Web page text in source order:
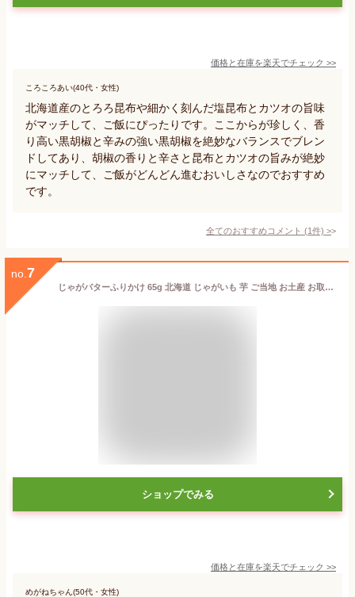
価格と在庫を楽天でチェック >>
ころころあい(40代・女性)
北海道産のとろろ昆布や細かく刻んだ塩昆布とカツオの旨味
がマッチして、ご飯にぴったりです。ここからが珍しく、香
り高い黒胡椒と辛みの強い黒胡椒を絶妙なバランスでブレン
ドしてあり、胡椒の香りと辛さと昆布とカツオの旨みが絶妙
にマッチして、ご飯がどんどん進むおいしさなのでおすすめ
です。
全てのおすすめコメント (1件) >
no. 7
じゃがバターふりかけ 65g 北海道 じゃがいも 芋 ご当地 お土産 お取り寄せ プレゼント ギフト 贈答 御中元 お中元 御歳暮 お歳暮
ショップでみる
価格と在庫を楽天でチェック >>
めがねちゃん(50代・女性)